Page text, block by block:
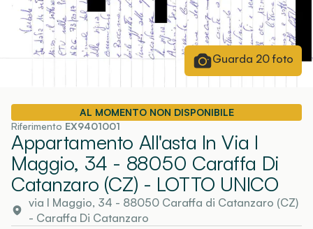
Guarda 20foto
AL MOMENTO NON DISPONIBILE
Riferimento EX9401001
Appartamento All'asta In Via I
Maggio, 34 - 88050 Caraffa Di
Catanzaro (CZ) - LOTTO UNICO
via I Maggio, 34 - 88050 Caraffa di Catanzaro (CZ)
- Caraffa Di Catanzaro